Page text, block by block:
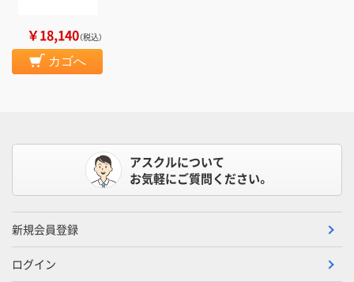
￥18,140（税込）
カゴへ
アスクルについて
お気軽にご質問ください。
新規会員登録
ログイン